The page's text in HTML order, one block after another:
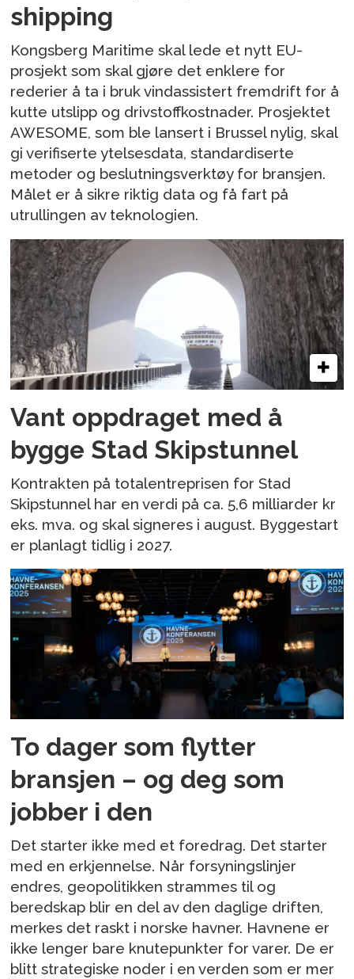
shipping
Kongsberg Maritime skal lede et nytt EU-
prosjekt som skal gjøre det enklere for
rederier å ta i bruk vindassistert fremdrift for å
kutte utslipp og drivstoffkostnader. Prosjektet
AWESOME, som ble lansert i Brussel nylig, skal
gi verifiserte ytelsesdata, standardiserte
metoder og beslutningsverktøy for bransjen.
Målet er å sikre riktig data og få fart på
utrullingen av teknologien.
Vant oppdraget med å
bygge Stad Skipstunnel
Kontrakten på totalentreprisen for Stad
Skipstunnel har en verdi på ca. 5,6 milliarder kr
eks. mva. og skal signeres i august. Byggestart
er planlagt tidlig i 2027.
To dager som flytter
bransjen – og deg som
jobber i den
Det starter ikke med et foredrag. Det starter
med en erkjennelse. Når forsyningslinjer
endres, geopolitikken strammes til og
beredskap blir en del av den daglige driften,
merkes det raskt i norske havner. Havnene er
ikke lenger bare knutepunkter for varer. De er
blitt strategiske noder i en verden som er mer